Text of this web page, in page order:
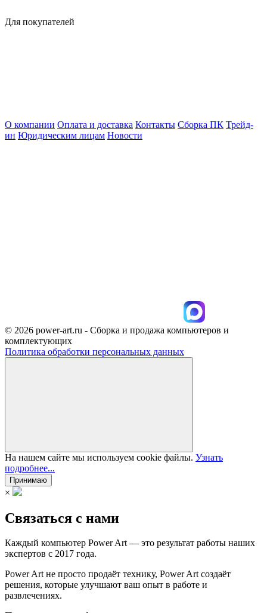
Для покупателей
О компании Оплата и доставка Контакты Сборка ПК Трейд-
ин Юридическим лицам Новости
© 2026 power-art.ru - Сборка и продажа компьютеров и
комплектующих
Политика обработки персональных данных
На нашем сайте мы используем cookie файлы. Узнать
подробнее...
Принимаю
×
Связаться с нами
Каждый компьютер Power Art — это результат работы наших
экспертов с 2017 года.
Power Art не просто продаёт технику, Power Art создаёт
решения, которые улучшают ваш опыт в работе и
развлечениях.